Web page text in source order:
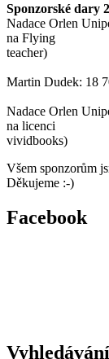
Sponzorské dary
Nadace Orlen
na Flying
teacher)
Martin Dudek: 18
Nadace Orlen
na licenci
vividbooks)
Všem sponzorům
Děkujeme :-)
Facebook
Vyhledávání